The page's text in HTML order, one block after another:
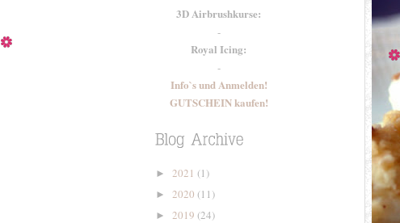
3D Airbrushkurse:
-
Royal Icing:
-
Info`s und Anmelden!
GUTSCHEIN kaufen!
► 2021 (1)
► 2020 (11)
► 2019 (24)